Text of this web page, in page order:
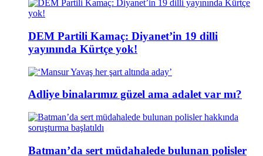
DEM Partili Kamaç: Diyanet’in 19 dilli
yayınında Kürtçe yok!
Adliye binalarımız güzel ama adalet var mı?
Batman’da sert müdahalede bulunan polisler